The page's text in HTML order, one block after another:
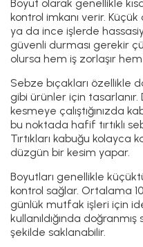
zorlanmadan almanıza
hantal kalır, daha kısa
Meyve Bıçağı ile
Fark Nedir?
Meyve bıçağı daha çok
işlerde kullanılır. Doğrama
ve soğan, havuç gibi
Yani biri günlük küçük
daha geniş çaplı işler için
Makinesine Atılır mı?
Teknik olarak atabilirsiniz
ve deterjan çeliği yıpratır,
modeller makinede kısa